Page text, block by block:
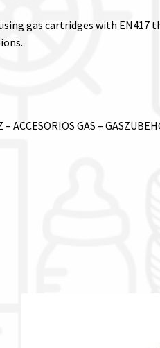
gas cartridges with EN417
– ACCESORIOS GAS –